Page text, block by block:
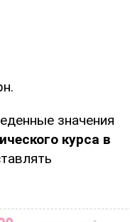
значения
курса в